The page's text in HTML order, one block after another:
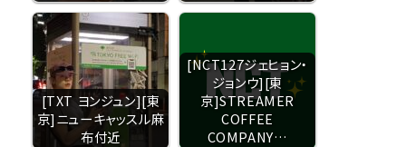
[TXT ヨンジュン][東
京]ニューキャッスル麻
布付近
[NCT127ジェヒョン・
ジョンウ][東
京]STREAMER
COFFEE
COMPANY…